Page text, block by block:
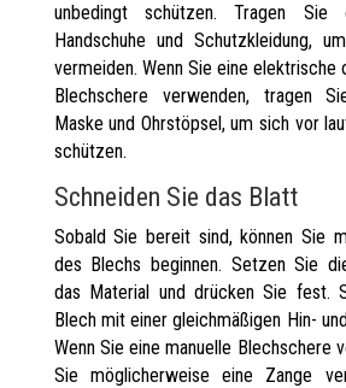
unbedingt schützen. Tragen Sie
Handschuhe und Schutzkleidung,
vermeiden. Wenn Sie eine elektrische
Blechschere verwenden, tragen
Maske und Ohrstöpsel, um sich vor
schützen.
Schneiden Sie das Blatt
Sobald Sie bereit sind, können Sie
des Blechs beginnen. Setzen Sie
das Material und drücken Sie fest.
Blech mit einer gleichmäßigen Hin-
Wenn Sie eine manuelle Blechschere
Sie möglicherweise eine Zange